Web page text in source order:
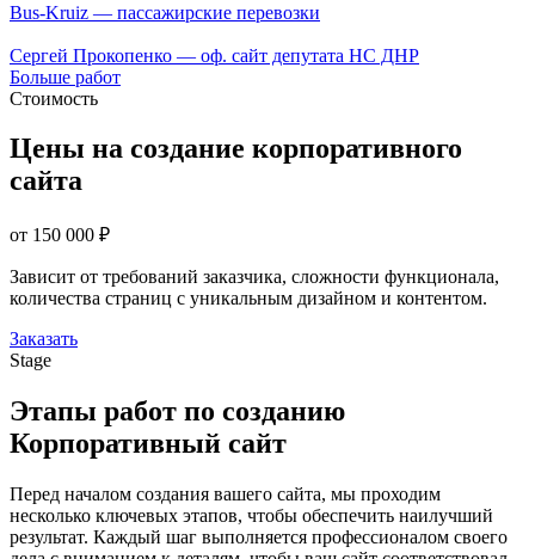
Bus-Kruiz — пассажирские перевозки
Сергей Прокопенко — оф. сайт депутата НС ДНР
Больше работ
Стоимость
Цены на создание корпоративного
сайта
от 150 000 ₽
Зависит от требований заказчика, сложности функционала,
количества страниц с уникальным дизайном и контентом.
Заказать
Stage
Этапы работ по созданию
Корпоративный сайт
Перед началом создания вашего сайта, мы проходим
несколько ключевых этапов, чтобы обеспечить наилучший
результат. Каждый шаг выполняется профессионалом своего